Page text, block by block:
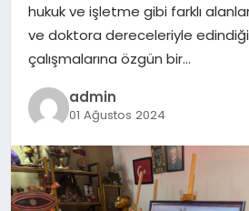
hukuk ve işletme gibi farklı
ve doktora dereceleriyle
çalışmalarına özgün bir…
admin
01 Ağustos 2024